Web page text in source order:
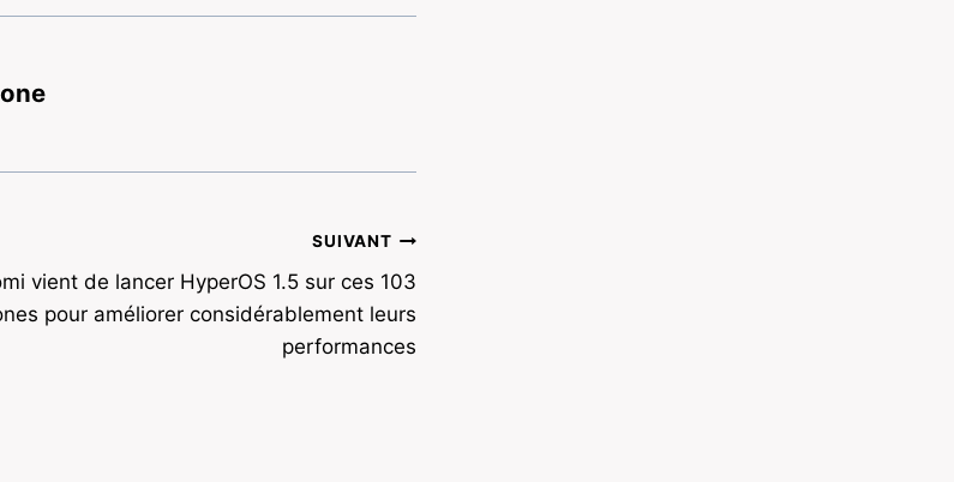
SUIVANT
vient de lancer HyperOS 1.5 sur ces 103
pour améliorer considérablement leurs
performances